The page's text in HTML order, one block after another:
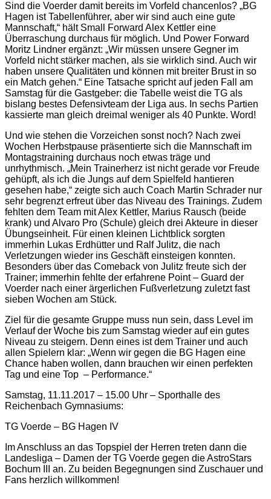
Sind die Voerder damit bereits im Vorfeld chancenlos? „BG
Hagen ist Tabellenführer, aber wir sind auch eine gute
Mannschaft,“ hält Small Forward Alex Kettler eine
Überraschung durchaus für möglich. Und Power Forward
Moritz Lindner ergänzt: „Wir müssen unsere Gegner im
Vorfeld nicht stärker machen, als sie wirklich sind. Auch wir
haben unsere Qualitäten und können mit breiter Brust in so
ein Match gehen.“ Eine Tatsache spricht auf jeden Fall am
Samstag für die Gastgeber: die Tabelle weist die TG als
bislang bestes Defensivteam der Liga aus. In sechs Partien
kassierte man gleich dreimal weniger als 40 Punkte. Word!
Und wie stehen die Vorzeichen sonst noch? Nach zwei
Wochen Herbstpause präsentierte sich die Mannschaft im
Montagstraining durchaus noch etwas träge und
unrhythmisch. „Mein Trainerherz ist nicht gerade vor Freude
gehüpft, als ich die Jungs auf dem Spielfeld hantieren
gesehen habe,“ zeigte sich auch Coach Martin Schrader nur
sehr begrenzt erfreut über das Niveau des Trainings. Zudem
fehlten dem Team mit Alex Kettler, Marius Rausch (beide
krank) und Alvaro Pro (Schule) gleich drei Akteure in dieser
Übungseinheit. Für einen kleinen Lichtblick sorgten
immerhin Lukas Erdhütter und Ralf Julitz, die nach
Verletzungen wieder ins Geschäft einsteigen konnten.
Besonders über das Comeback von Julitz freute sich der
Trainer; immerhin fehlte der erfahrene Point – Guard der
Voerder nach einer ärgerlichen Fußverletzung zuletzt fast
sieben Wochen am Stück.
Ziel für die gesamte Gruppe muss nun sein, dass Level im
Verlauf der Woche bis zum Samstag wieder auf ein gutes
Niveau zu steigern. Denn eines ist dem Trainer und auch
allen Spielern klar: „Wenn wir gegen die BG Hagen eine
Chance haben wollen, dann brauchen wir einen perfekten
Tag und eine Top – Performance.“
Samstag, 11.11.2017 – 15.00 Uhr – Sporthalle des
Reichenbach Gymnasiums:
TG Voerde – BG Hagen IV
Im Anschluss an das Topspiel der Herren treten dann die
Landesliga – Damen der TG Voerde gegen die AstroStars
Bochum III an. Zu beiden Begegnungen sind Zuschauer und
Fans herzlich willkommen!